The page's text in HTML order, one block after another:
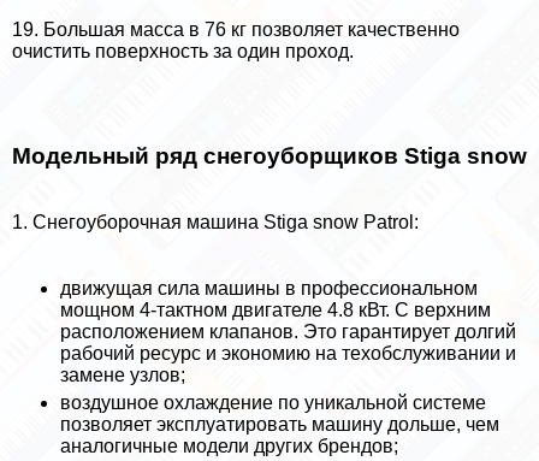
19. Большая масса в 76 кг позволяет качественно
очистить поверхность за один проход.
Модельный ряд снегоуборщиков Stiga snow
1. Снегоуборочная машина Stiga snow Patrol:
движущая сила машины в профессиональном
мощном 4-тактном двигателе 4.8 кВт. С верхним
расположением клапанов. Это гарантирует долгий
рабочий ресурс и экономию на техобслуживании и
замене узлов;
воздушное охлаждение по уникальной системе
позволяет эксплуатировать машину дольше, чем
аналогичные модели других брендов;